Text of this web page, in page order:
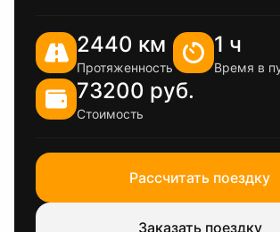
2440 км
Протяженность
1 ч
Время в
73200 руб.
Стоимость
Рассчитать поездку
Заказать поездку